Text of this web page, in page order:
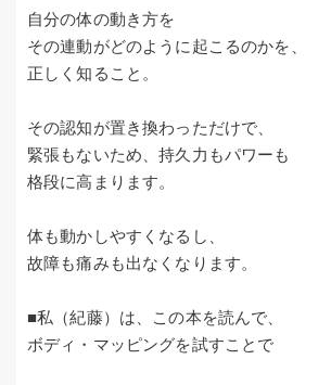
自分の体の動き方を
その連動がどのように起こるのかを、
正しく知ること。
その認知が置き換わっただけで、
緊張もないため、持久力もパワーも
格段に高まります。
体も動かしやすくなるし、
故障も痛みも出なくなります。
■私（紀藤）は、この本を読んで、
ボディ・マッピングを試すことで